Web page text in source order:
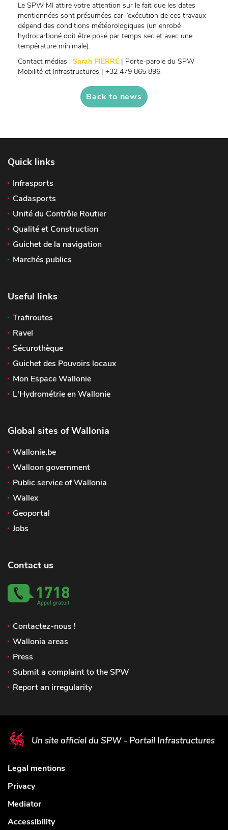
Le SPW MI attire votre attention sur le fait que les dates
mentionnées sont présumées car l’exécution de ces travaux
dépend des conditions météorologiques (un enrobé
hydrocarboné doit être posé par temps sec et avec une
température minimale).
Contact médias : Sarah PIERRE | Porte-parole du SPW
Mobilité et Infrastructures | +32 479 865 896
Back to news
Quick links
Infrasports
Cadasports
Unité du Contrôle Routier
Qualité et Construction
Guichet de la navigation
Marchés publics
Useful links
Trafiroutes
Ravel
Sécurothèque
Guichet des Pouvoirs locaux
Mon Espace Wallonie
L'Hydrométrie en Wallonie
Global sites of Wallonia
Wallonie.be
Walloon government
Public service of Wallonia
Wallex
Geoportal
Jobs
Contact us
Contactez-nous !
Wallonia areas
Press
Submit a complaint to the SPW
Report an irregularity
Un site officiel du SPW - Portail Infrastructures
Legal mentions
Privacy
Mediator
Accessibility